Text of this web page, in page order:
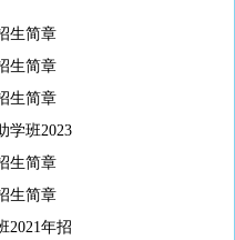
生简章
生简章
生简章
学班2023
生简章
生简章
2021年招